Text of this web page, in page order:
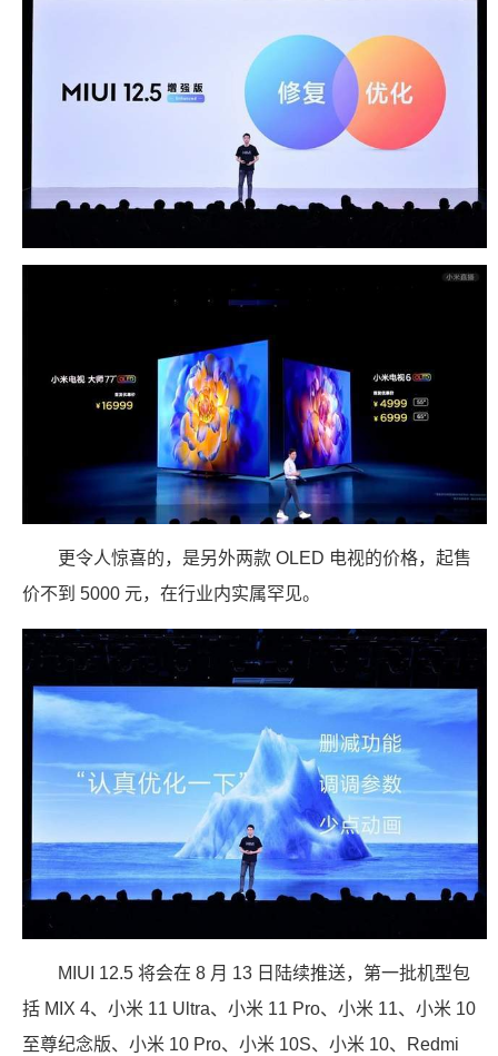
更令人惊喜的，是另外两款 OLED 电视的价格，起售
价不到 5000 元，在行业内实属罕见。
MIUI 12.5 将会在 8 月 13 日陆续推送，第一批机型包
括 MIX 4、小米 11 Ultra、小米 11 Pro、小米 11、小米 10
至尊纪念版、小米 10 Pro、小米 10S、小米 10、Redmi